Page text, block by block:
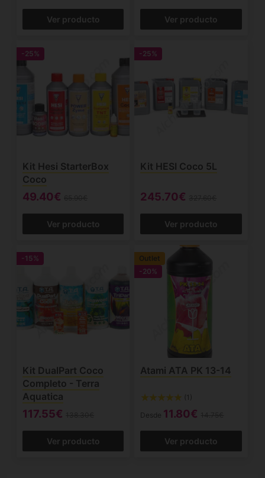
Ver producto Ver producto
-25%
Kit Hesi StarterBox
Coco
49.40€
Ver producto
-25%
Kit HESI Coco 5L
245.70€
Ver producto
-15%
Kit DualPart Coco
Completo - Terra
Aquatica
117.55€
Ver producto
Outlet
-20%
Atami ATA PK 13-14
(1)
Desde 11.80€
Ver producto